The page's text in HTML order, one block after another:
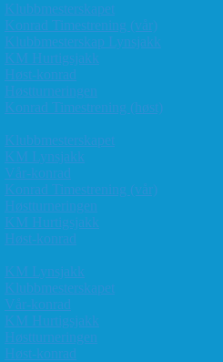
Klubbmesterskapet
Konrad Timestrening (vår)
Klubbmesterskap Lynsjakk
KM Hurtigsjakk
Høst-konrad
Høstturneringen
Konrad Timestrening (høst)
Klubbmesterskapet
KM Lynsjakk
Vår-konrad
Konrad Timestrening (vår)
Høstturneringen
KM Hurtigsjakk
Høst-konrad
KM Lynsjakk
Klubbmesterskapet
Vår-konrad
KM Hurtigsjakk
Høstturneringen
Høst-konrad